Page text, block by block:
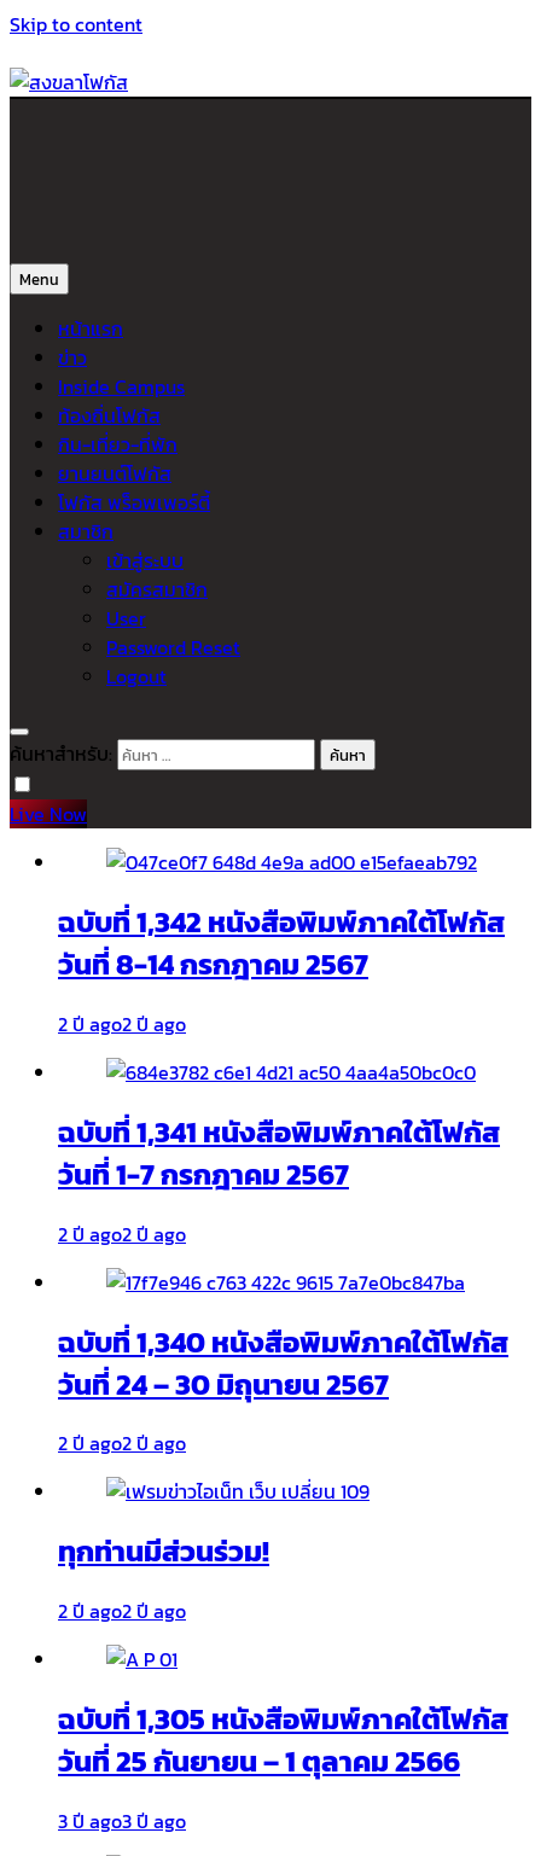
Skip to content
Menu
หน้าแรก
ข่าว
Inside Campus
ท้องถิ่นโฟกัส
กิน-เที่ยว-ที่พัก
ยานยนต์โฟกัส
โฟกัส พร็อพเพอร์ตี้
สมาชิก
เข้าสู่ระบบ
สมัครสมาชิก
User
Password Reset
Logout
ค้นหาสำหรับ:
Live Now
ฉบับที่ 1,342 หนังสือพิมพ์ภาคใต้โฟกัส
วันที่ 8-14 กรกฎาคม 2567
2 ปี ago2 ปี ago
ฉบับที่ 1,341 หนังสือพิมพ์ภาคใต้โฟกัส
วันที่ 1-7 กรกฎาคม 2567
2 ปี ago2 ปี ago
ฉบับที่ 1,340 หนังสือพิมพ์ภาคใต้โฟกัส
วันที่ 24 – 30 มิถุนายน 2567
2 ปี ago2 ปี ago
ทุกท่านมีส่วนร่วม!
2 ปี ago2 ปี ago
ฉบับที่ 1,305 หนังสือพิมพ์ภาคใต้โฟกัส
วันที่ 25 กันยายน – 1 ตุลาคม 2566
3 ปี ago3 ปี ago